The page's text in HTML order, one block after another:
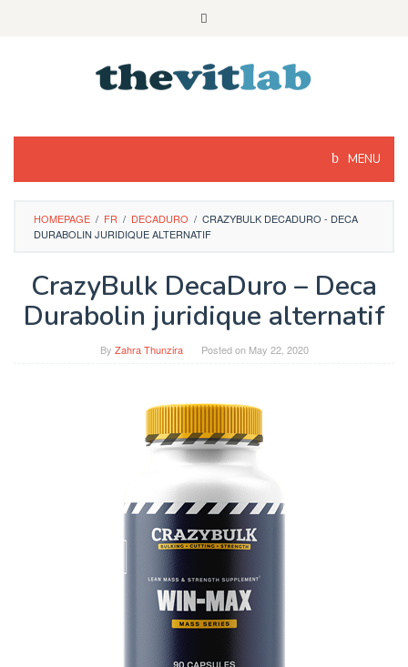
MENU
HOMEPAGE / FR / DECADURO / CRAZYBULK DECADURO - DECA
DURABOLIN JURIDIQUE ALTERNATIF
CrazyBulk DecaDuro – Deca
Durabolin juridique alternatif
By Zahra Thunzira Posted on May 22, 2020